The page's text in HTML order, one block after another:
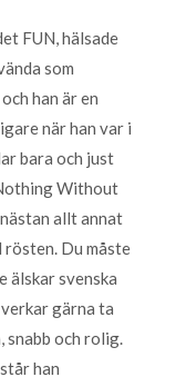
FUN, hälsade
som
han är en
när han var i
bara och just
Without
allt annat
rösten. Du måste
älskar svenska
gärna ta
snabb och rolig.
han